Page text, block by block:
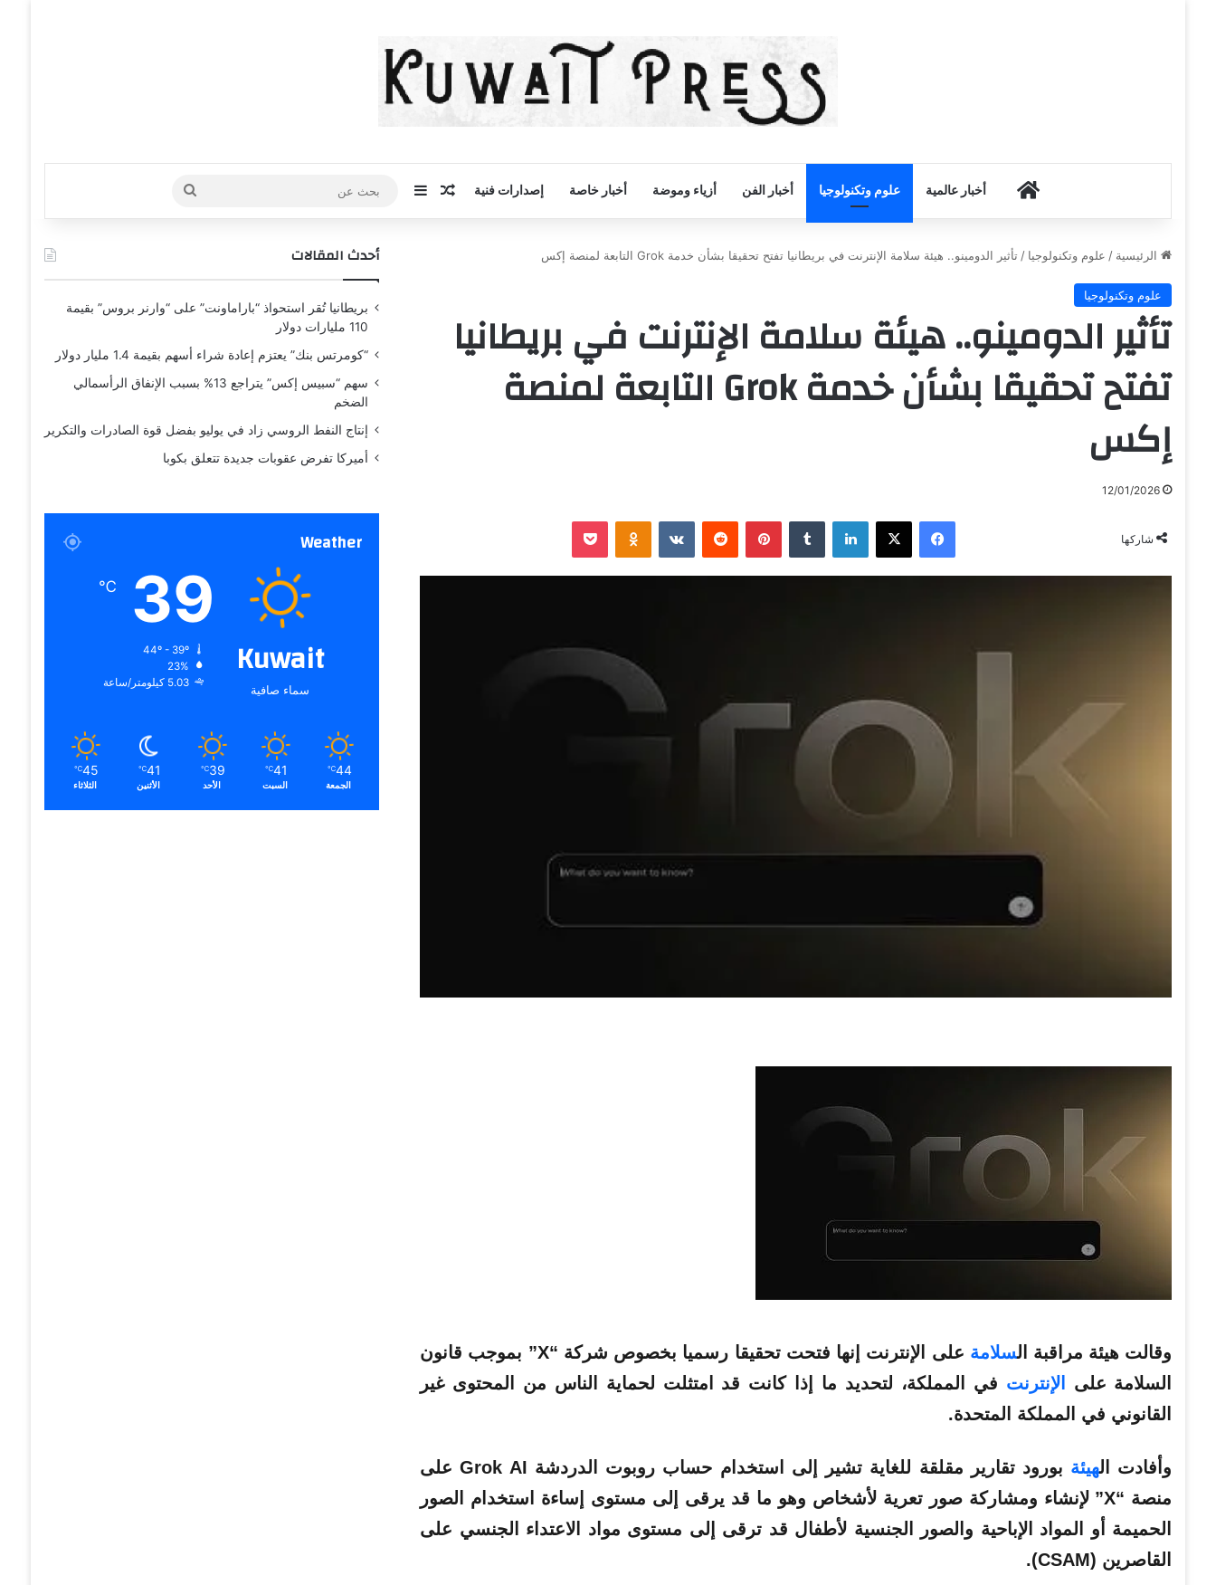
أخبار الكويت
أخبار عالمية علوم وتكنولوجيا أخبار الفن أزياء وموضة أخبار خاصة إصدارات فنية مقال عشوائي
إضافة عمود جانبي
بحث
عن
الرئيسية / علوم وتكنولوجيا / تأثير الدومينو.. هيئة سلامة الإنترنت في بريطانيا تفتح تحقيقا بشأن خدمة Grok التابعة لمنصة إكس
علوم وتكنولوجيا
تأثير الدومينو.. هيئة سلامة الإنترنت في بريطانيا
تفتح تحقيقا بشأن خدمة Grok التابعة لمنصة
إكس
12/01/2026
شاركها
فيسبوك ‫X لينكدإن ‏Tumblr بينتيريست ‏Reddit
‏VKontakte
Odnoklassniki
‫Pocket
وقالت هيئة مراقبة السلامة على الإنترنت
إنها فتحت تحقيقا رسميا بخصوص شركة “X” بموجب قانون
السلامة على
الإنترنت في المملكة، لتحديد ما إذا كانت قد امتثلت لحماية الناس من المحتوى غير
القانوني في المملكة المتحدة.
وأفادت الهيئة
بورود تقارير مقلقة للغاية تشير إلى استخدام حساب روبوت الدردشة Grok AI على
منصة “X” لإنشاء ومشاركة صور تعرية لأشخاص وهو ما قد يرقى إلى مستوى إساءة استخدام الصور
الحميمة أو المواد الإباحية والصور الجنسية لأطفال قد ترقى إلى مستوى مواد الاعتداء الجنسي على
القاصرين (CSAM).
أحدث المقالات
بريطانيا تُقر استحواذ “باراماونت” على “وارنر بروس” بقيمة
110 مليارات دولار
“كومرتس بنك” يعتزم إعادة شراء أسهم بقيمة 1.4 مليار دولار
سهم “سبيس إكس” يتراجع 13% بسبب الإنفاق الرأسمالي
الضخم
إنتاج النفط الروسي زاد في يوليو بفضل قوة الصادرات والتكرير
أميركا تفرض عقوبات جديدة تتعلق بكوبا
Weather
Kuwait
سماء صافية
39
℃
23%
5.03 كيلومتر/ساعة
44
℃
الجمعة
41
℃
السبت
39
℃
الأحد
41
℃
الأثنين
45
℃
الثلاثاء